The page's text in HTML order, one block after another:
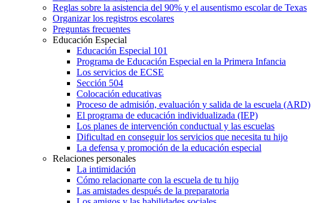
Reglas sobre la asistencia del 90% y el ausentismo escolar de Texas
Organizar los registros escolares
Preguntas frecuentes
Educación Especial
Educación Especial 101
Programa de Educación Especial en la Primera Infancia
Los servicios de ECSE
Sección 504
Colocación educativas
Proceso de admisión, evaluación y salida de la escuela (ARD)
El programa de educación individualizada (IEP)
Los planes de intervención conductual y las escuelas
Dificultad en conseguir los servicios que necesita tu hijo
La defensa y promoción de la educación especial
Relaciones personales
La intimidación
Cómo relacionarte con la escuela de tu hijo
Las amistades después de la preparatoria